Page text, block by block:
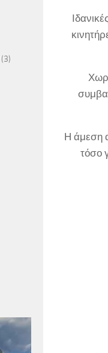
Η άμεση
τόσο
(3)